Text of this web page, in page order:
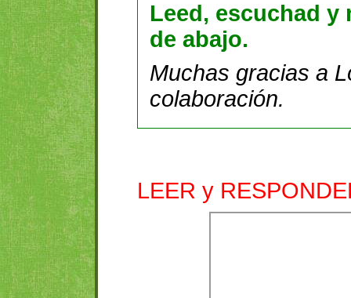
Leed, escuchad y
de abajo.
Muchas gracias a
colaboración.
LEER y